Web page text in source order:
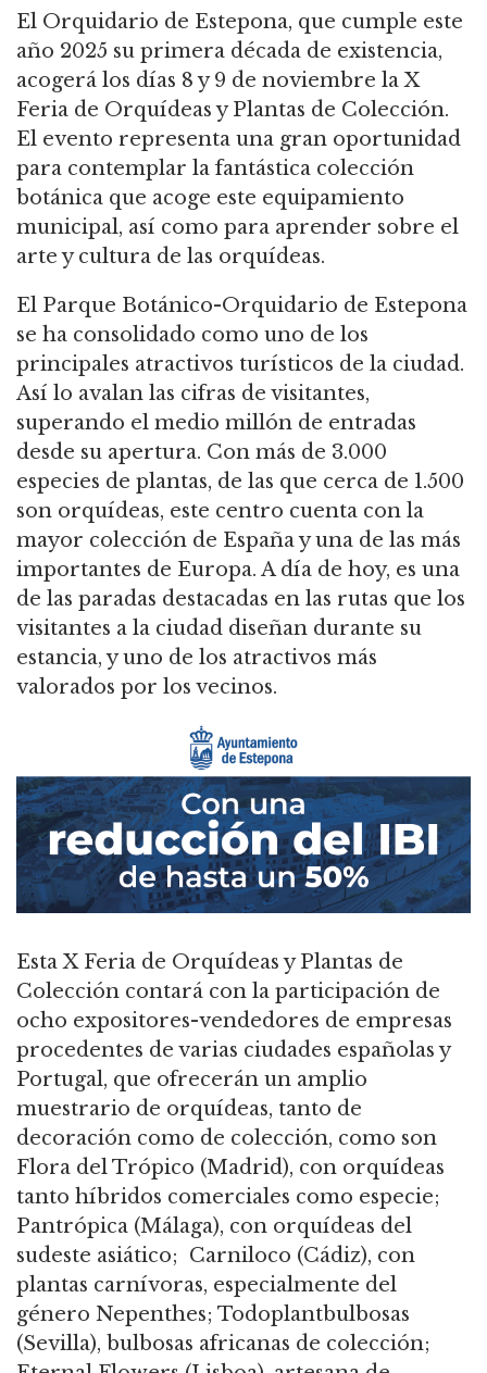
El Orquidario de Estepona, que cumple este
año 2025 su primera década de existencia,
acogerá los días 8 y 9 de noviembre la X
Feria de Orquídeas y Plantas de Colección.
El evento representa una gran oportunidad
para contemplar la fantástica colección
botánica que acoge este equipamiento
municipal, así como para aprender sobre el
arte y cultura de las orquídeas.
El Parque Botánico-Orquidario de Estepona
se ha consolidado como uno de los
principales atractivos turísticos de la ciudad.
Así lo avalan las cifras de visitantes,
superando el medio millón de entradas
desde su apertura. Con más de 3.000
especies de plantas, de las que cerca de 1.500
son orquídeas, este centro cuenta con la
mayor colección de España y una de las más
importantes de Europa. A día de hoy, es una
de las paradas destacadas en las rutas que los
visitantes a la ciudad diseñan durante su
estancia, y uno de los atractivos más
valorados por los vecinos.
Esta X Feria de Orquídeas y Plantas de
Colección contará con la participación de
ocho expositores-vendedores de empresas
procedentes de varias ciudades españolas y
Portugal, que ofrecerán un amplio
muestrario de orquídeas, tanto de
decoración como de colección, como son
Flora del Trópico (Madrid), con orquídeas
tanto híbridos comerciales como especie;
Pantrópica (Málaga), con orquídeas del
sudeste asiático; Carniloco (Cádiz), con
plantas carnívoras, especialmente del
género Nepenthes; Todoplantbulbosas
(Sevilla), bulbosas africanas de colección;